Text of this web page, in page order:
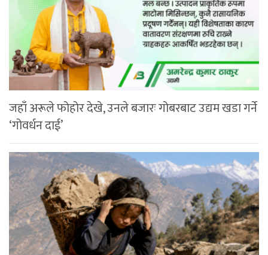
जहाँ अरूले फोहोर देखे, उनले बजारः गोबरबाट उद्यम खडा गर्ने
‘गोवर्धन दाई’